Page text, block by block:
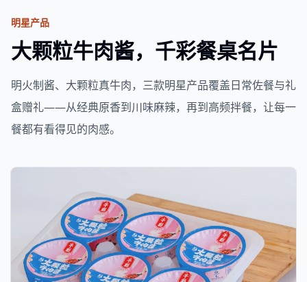
明星产品
大颗粒牛肉酱，千彩餐桌名片
明火制酱、大颗粒真牛肉，三款明星产品覆盖日常佐餐与礼
盒赠礼——从经典原香到川味麻辣，再到高频拌餐，让每一
餐都有看得见的肉感。